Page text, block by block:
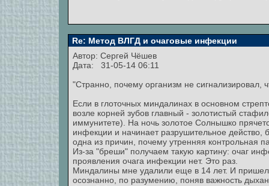
Re: Метод ВЛГД и очаговые инфекции
Автор: Сергей Чёшев
Дата: 31-05-14 06:11
"Странно, почему организм не сигнализировал,
Если в глоточных миндалинах в основном
возле корней зубов главный - золотистый
иммунитете). На ночь золотое Солнышко
инфекции и начинает разрушительное
одна из причин, почему утренняя контрольная
Из-за "бреши" получаем такую картину: очаг
проявления очага инфекции нет. Это раз.
Миндалины мне удалили еще в 14 лет. И пришел
осознанно, по разумению, поняв важность